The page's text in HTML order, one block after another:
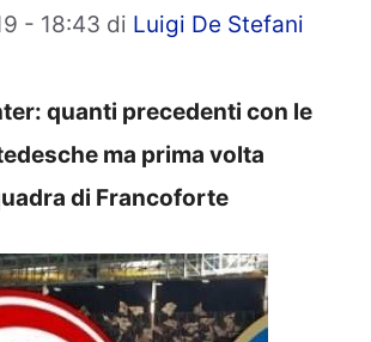
- 18:43 di Luigi De Stefani
quanti precedenti con le
ma prima volta
di Francoforte